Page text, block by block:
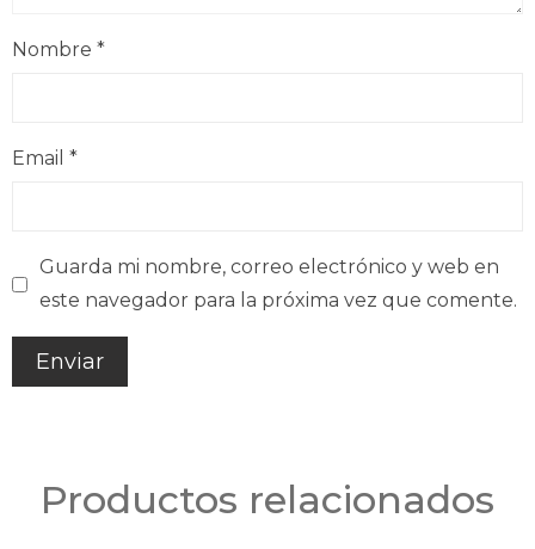
Nombre *
Email *
Guarda mi nombre, correo electrónico y web en
este navegador para la próxima vez que comente.
Productos relacionados